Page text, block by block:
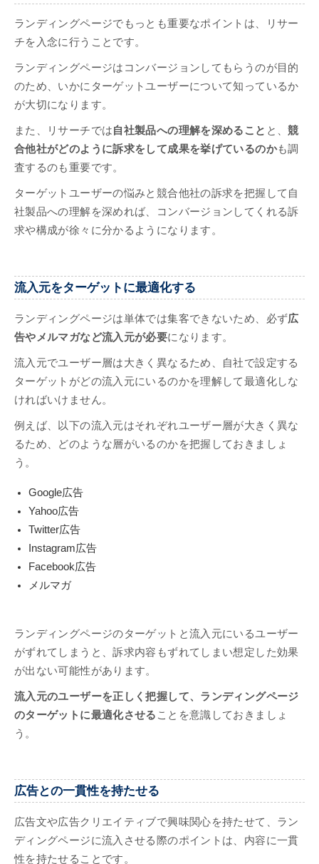
ランディングページでもっとも重要なポイントは、リサー
チを入念に行うことです。
ランディングページはコンバージョンしてもらうのが目的
のため、いかにターゲットユーザーについて知っているか
が大切になります。
また、リサーチでは自社製品への理解を深めること と、競
合他社がどのように訴求をして成果を挙げているのかも調
査するのも重要です。
ターゲットユーザーの悩みと競合他社の訴求を把握して自
社製品への理解を深めれば、コンバージョンしてくれる訴
求や構成が徐々に分かるようになります。
流入元をターゲットに最適化する
ランディングページは単体では集客できないため、必ず広
告やメルマガなど流入元が必要になります。
流入元でユーザー層は大きく異なるため、自社で設定する
ターゲットがどの流入元にいるのかを理解して最適化しな
ければいけません。
例えば、以下の流入元はそれぞれユーザー層が大きく異な
るため、どのような層がいるのかを把握しておきましょ
う。
Google広告
Yahoo広告
Twitter広告
Instagram広告
Facebook広告
メルマガ
ランディングページのターゲットと流入元にいるユーザー
がずれてしまうと、訴求内容もずれてしまい想定した効果
が出ない可能性があります。
流入元のユーザーを正しく把握して、ランディングページ
のターゲットに最適化させる ことを意識しておきましょ
う。
広告との一貫性を持たせる
広告文や広告クリエイティブで興味関心を持たせて、ラン
ディングページに流入させる際のポイントは、内容に一貫
性を持たせることです。